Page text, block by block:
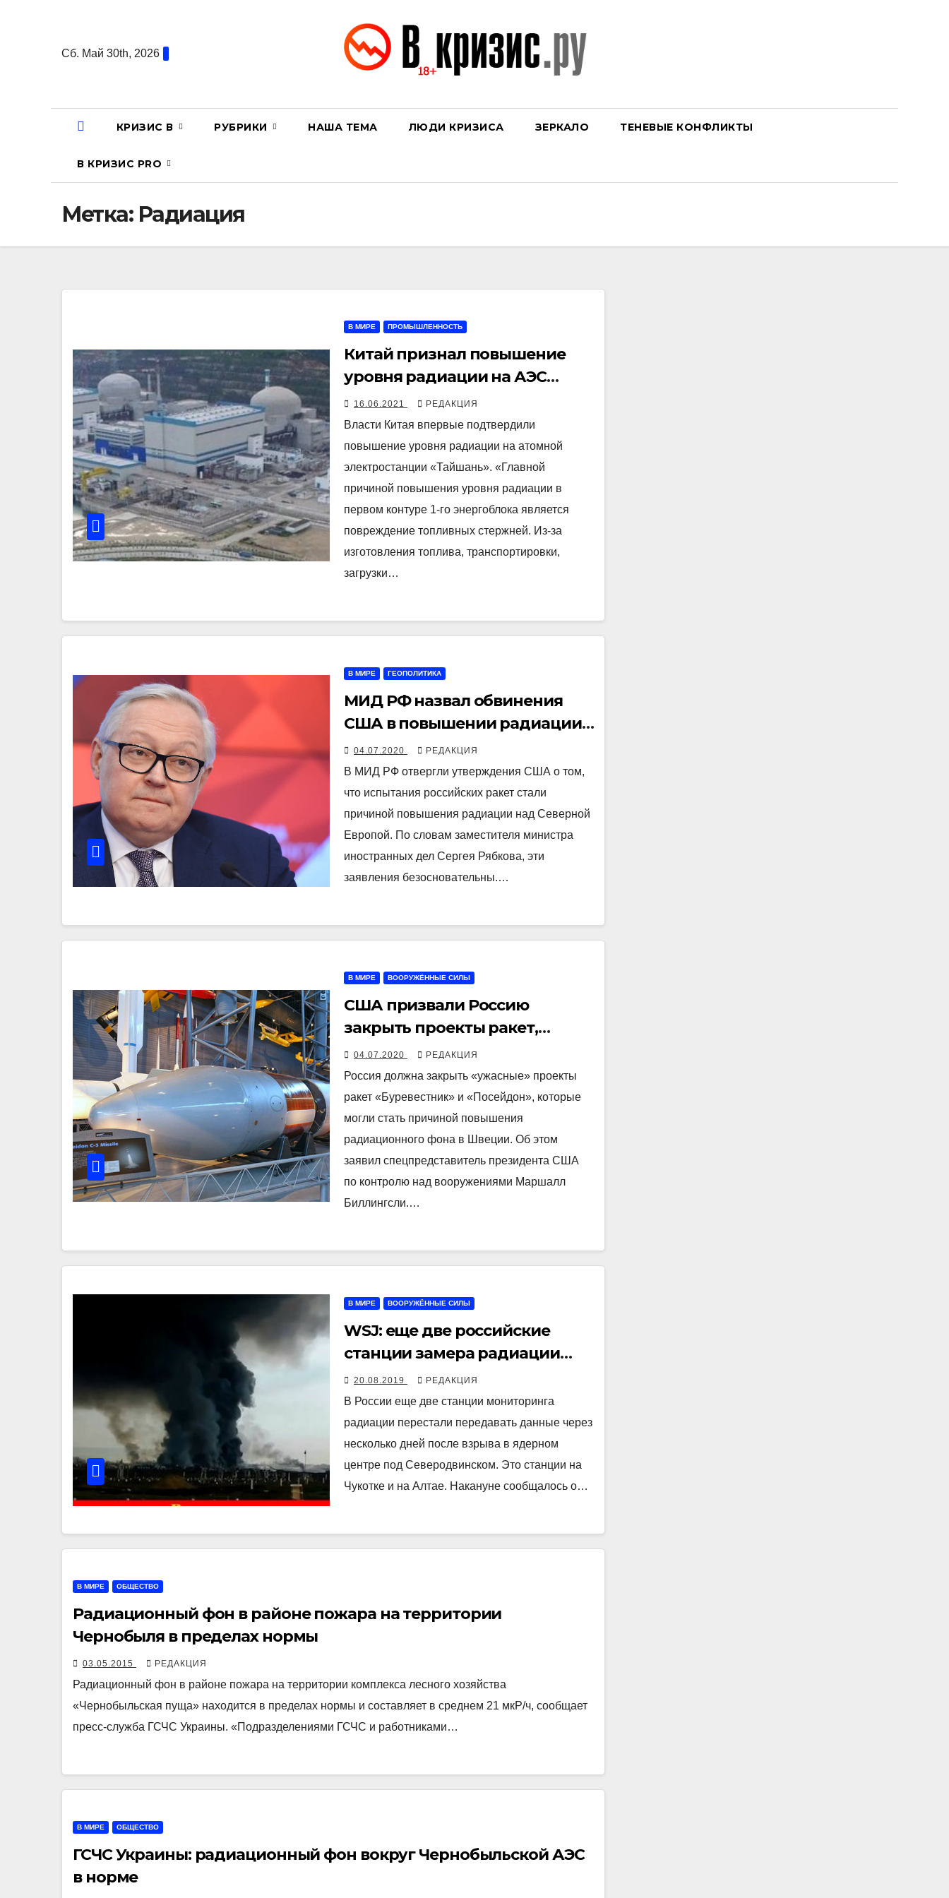
содержаниюСб. Май 30th, 2026
КРИЗИС В РУБРИКИ НАША ТЕМА ЛЮДИ КРИЗИСА ЗЕРКАЛО ТЕНЕВЫЕ КОНФЛИКТЫ
В КРИЗИС PRO
Метка: Радиация
В МИРЕ ПРОМЫШЛЕННОСТЬ
Китай признал повышение
уровня радиации на АЭС
«Тайшань»
16.06.2021 РЕДАКЦИЯ
Власти Китая впервые подтвердили
повышение уровня радиации на атомной
электростанции «Тайшань». «Главной
причиной повышения уровня радиации в
первом контуре 1-го энергоблока является
повреждение топливных стержней. Из-за
изготовления топлива, транспортировки,
загрузки…
В МИРЕ ГЕОПОЛИТИКА
МИД РФ назвал обвинения
США в повышении радиации
«информационным вбросом»
04.07.2020 РЕДАКЦИЯ
В МИД РФ отвергли утверждения США о том,
что испытания российских ракет стали
причиной повышения радиации над Северной
Европой. По словам заместителя министра
иностранных дел Сергея Рябкова, эти
заявления безосновательны.…
В МИРЕ ВООРУЖЁННЫЕ СИЛЫ
США призвали Россию
закрыть проекты ракет,
которые могли стать
причиной повышения
радиации в Швеции
04.07.2020 РЕДАКЦИЯ
Россия должна закрыть «ужасные» проекты
ракет «Буревестник» и «Посейдон», которые
могли стать причиной повышения
радиационного фона в Швеции. Об этом
заявил спецпредставитель президента США
по контролю над вооружениями Маршалл
Биллингсли.…
В МИРЕ ВООРУЖЁННЫЕ СИЛЫ
WSJ: еще две российские
станции замера радиации
отключились после взрыва
под Северодвинском
20.08.2019 РЕДАКЦИЯ
В России еще две станции мониторинга
радиации перестали передавать данные через
несколько дней после взрыва в ядерном
центре под Северодвинском. Это станции на
Чукотке и на Алтае. Накануне сообщалось о…
В МИРЕ ОБЩЕСТВО
Радиационный фон в районе пожара на территории
Чернобыля в пределах нормы
03.05.2015 РЕДАКЦИЯ
Радиационный фон в районе пожара на территории комплекса лесного хозяйства
«Чернобыльская пуща» находится в пределах нормы и составляет в среднем 21 мкР/ч, сообщает
пресс-служба ГСЧС Украины. «Подразделениями ГСЧС и работниками…
В МИРЕ ОБЩЕСТВО
ГСЧС Украины: радиационный фон вокруг Чернобыльской АЭС
в норме